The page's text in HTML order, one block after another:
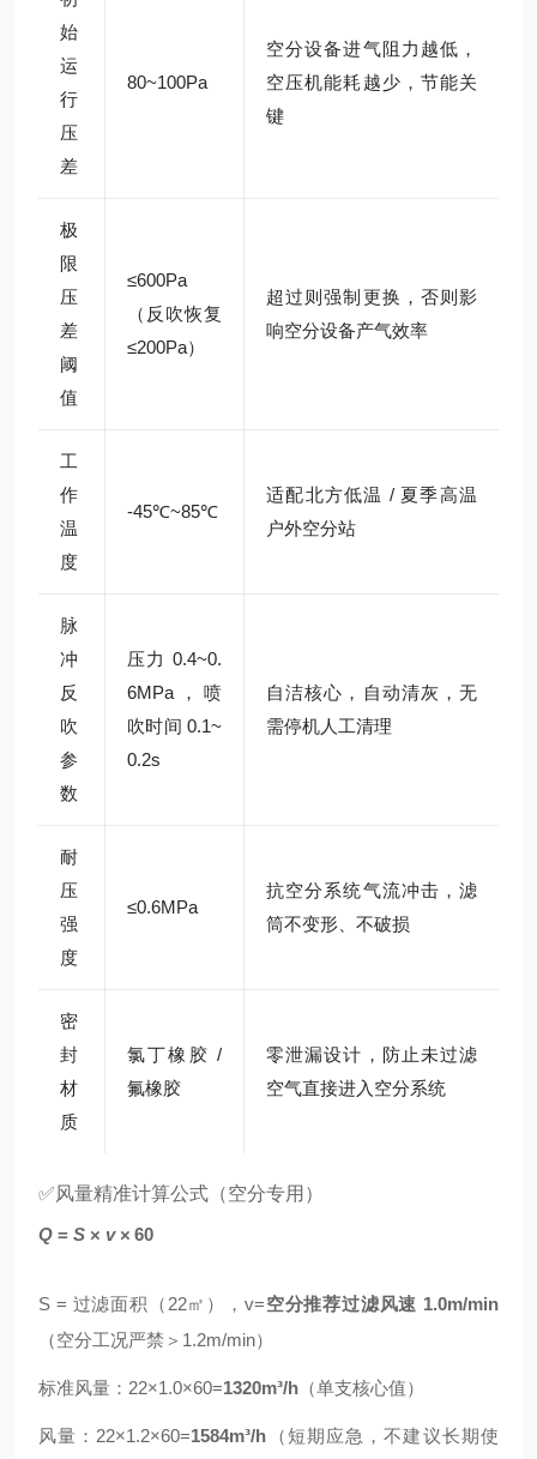
始
运
行
压
差
80~100Pa
空分设备进气阻力越低，
空压机能耗越少，节能关
键
极
限
压
差
阈
值
≤600Pa
（反吹恢复
≤200Pa）
超过则强制更换，否则影
响空分设备产气效率
工
作
温
度
-45℃~85℃
适配北方低温 / 夏季高温
户外空分站
脉
冲
反
吹
参
数
压力 0.4~0.
6MPa，喷
吹时间 0.1~
0.2s
自洁核心，自动清灰，无
需停机人工清理
耐
压
强
度
≤0.6MPa
抗空分系统气流冲击，滤
筒不变形、不破损
密
封
材
质
氯丁橡胶 /
氟橡胶
零泄漏设计，防止未过滤
空气直接进入空分系统
✅风量精准计算公式（空分专用）
Q = S × v × 60
S = 过滤面积（22㎡），v=空分推荐过滤风速 1.0m/min
（空分工况严禁＞1.2m/min）
标准风量：22×1.0×60=1320m³/h （单支核心值）
风量：22×1.2×60=1584m³/h （短期应急，不建议长期使